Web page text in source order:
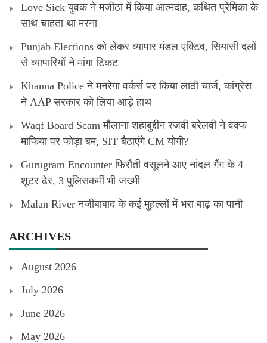
Love Sick युवक ने मजीठा में किया आत्मदाह, कथित प्रेमिका के
साथ चाहता था मरना
Punjab Elections को लेकर व्यापार मंडल एक्टिव, सियासी दलों
से व्यापारियों ने मांगा टिकट
Khanna Police ने मनरेगा वर्कर्स पर किया लाठी चार्ज, कांग्रेस
ने AAP सरकार को लिया आड़े हाथ
Waqf Board Scam मौलाना शहाबुद्दीन रज़वी बरेलवी ने वक्फ
माफिया पर फोड़ा बम, SIT बैठाएंगे CM योगी?
Gurugram Encounter फिरौती वसूलने आए नांदल गैंग के 4
शूटर ढेर, 3 पुलिसकर्मी भी जख्मी
Malan River नजीबाबाद के कई मुहल्लों में भरा बाढ़ का पानी
ARCHIVES
August 2026
July 2026
June 2026
May 2026